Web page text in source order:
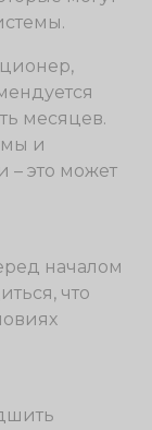
месяцев.
и
– это может
началом
что